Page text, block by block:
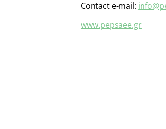
Contact e-mail:
www.pepsaee.gr